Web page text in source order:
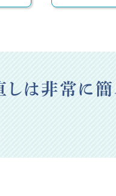
は非常に簡